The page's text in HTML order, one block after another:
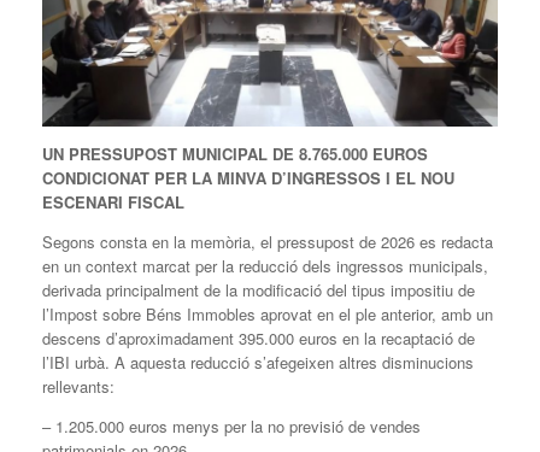
UN PRESSUPOST MUNICIPAL DE 8.765.000 EUROS
CONDICIONAT PER LA MINVA D’INGRESSOS I EL NOU
ESCENARI FISCAL
Segons consta en la memòria, el pressupost de 2026 es redacta
en un context marcat per la reducció dels ingressos municipals,
derivada principalment de la modificació del tipus impositiu de
l’Impost sobre Béns Immobles aprovat en el ple anterior, amb un
descens d’aproximadament 395.000 euros en la recaptació de
l’IBI urbà. A aquesta reducció s’afegeixen altres disminucions
rellevants:
– 1.205.000 euros menys per la no previsió de vendes